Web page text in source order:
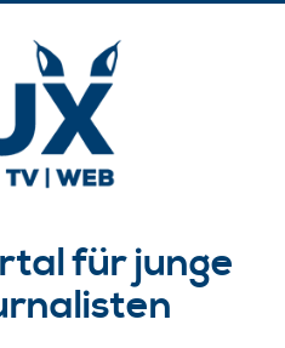
für junge